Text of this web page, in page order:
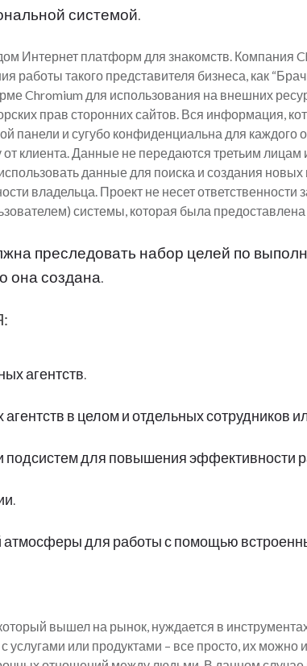
системой.
Интернет платформ для знакомств. Компания
такого представителя бизнеса, как
Chromium для использования на внешних
прав сторонних сайтов. Вся информация,
панели и сугубо конфиденциальна для каждого
клиента. Данные не передаются третьим лицам
данные для поиска и создания новых
владельца. Проект не несет ответственности
системы, которая была предоставлена
преследовать набор целей по
она создана.
агентств.
в целом и отдельных сотрудников
подсистем для повышения эффективности
для работы с помощью
вышел на рынок, нуждается в
или продуктами – все просто, их можно